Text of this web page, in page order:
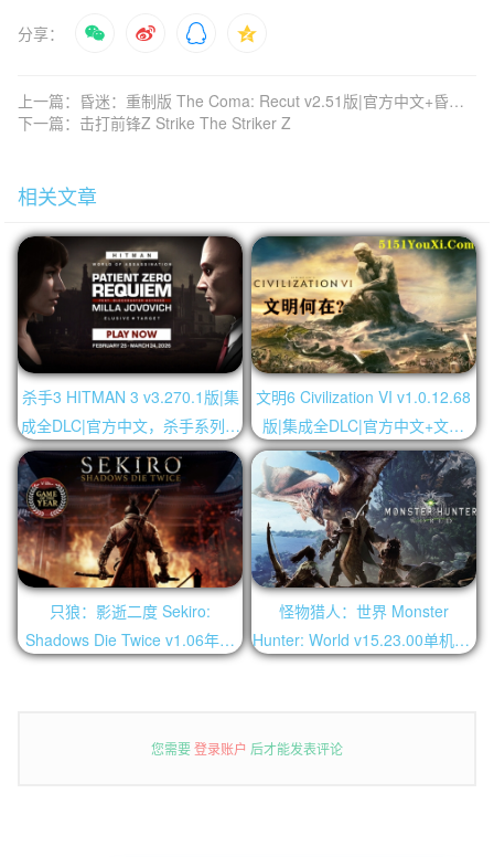
分享：
上一篇：昏迷：重制版 The Coma: Recut v2.51版|官方中文+昏迷：禁入校园 v2.1.9版|官方中文
下一篇：击打前锋Z Strike The Striker Z
相关文章
杀手3 HITMAN 3 v3.270.1版|集
成全DLC|官方中文，杀手系列合
集 杀手暗杀世界 HITMAN World
of Assassination
文明6 Civilization VI v1.0.12.68
版|集成全DLC|官方中文+文明
3.4.5系列
只狼：影逝二度 Sekiro:
Shadows Die Twice v1.06年度
版+v1.04MOD版|集成全DLC|官
怪物猎人：世界 Monster
Hunter: World v15.23.00单机版|
集成全DLC|官方中文
您需要登录账户 后才能发表评论